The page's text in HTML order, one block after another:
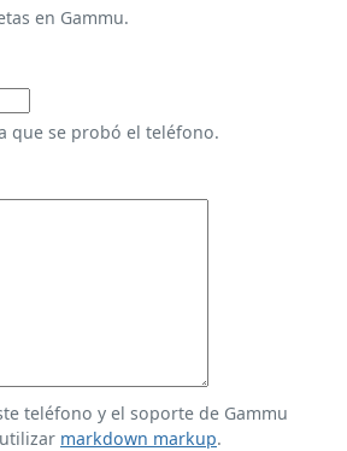
en Gammu.
que se probó el teléfono.
teléfono y el soporte de Gammu
markdown markup.